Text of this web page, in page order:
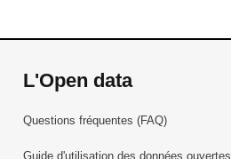
L'Open data
Questions fréquentes (FAQ)
Guide d'utilisation des données ouvertes